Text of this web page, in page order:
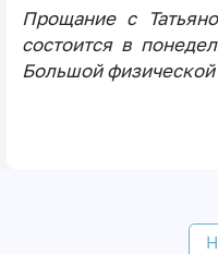
Прощание с
состоится в
Большой физической